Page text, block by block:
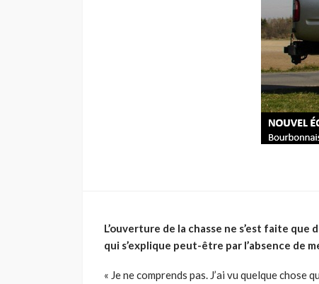
L’ouverture de la chasse ne s’est faite
qui s’explique peut-être par l’absence de
« Je ne comprends pas. J’ai vu quelque